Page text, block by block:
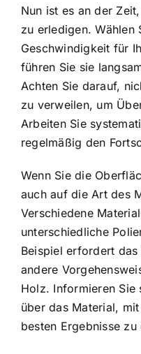
Nun ist es an der
zu erledigen. Wählen
Geschwindigkeit für
führen Sie sie
Achten Sie darauf,
zu verweilen, um
Arbeiten Sie
regelmäßig den
Wenn Sie die
auch auf die Art des
Verschiedene
unterschiedliche
Beispiel erfordert
andere
Holz. Informieren Sie
über das Material,
besten Ergebnisse zu